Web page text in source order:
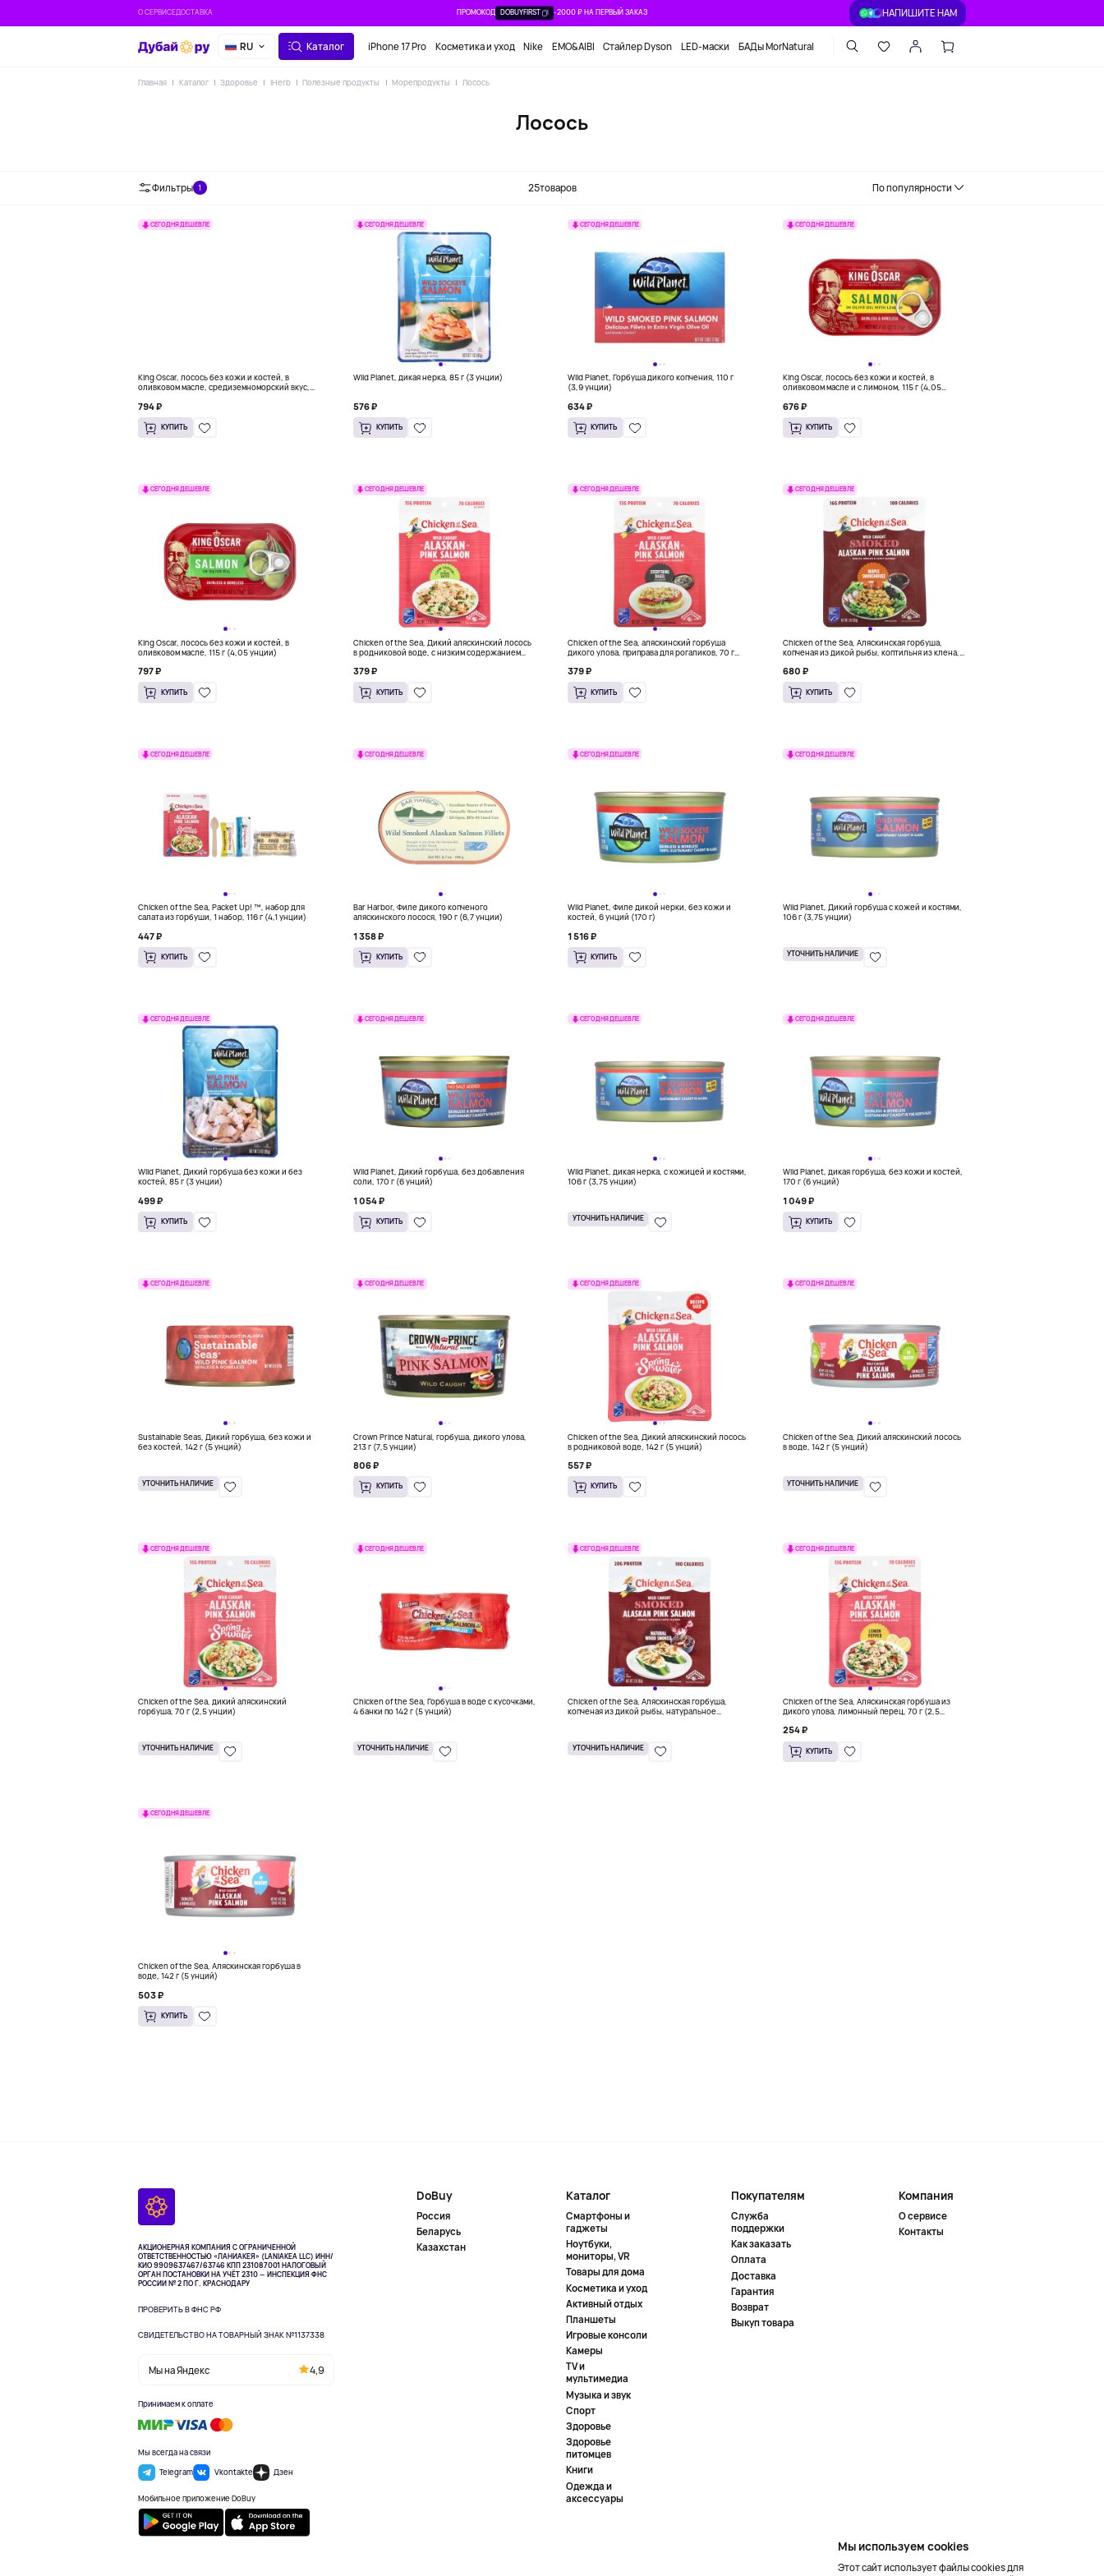
О СЕРВИСЕДОСТАВКА ПРОМОКОД DOBUYFIRST -2000 ₽ НА ПЕРВЫЙ ЗАКАЗ НАПИШИТЕ НАМ
RU Каталог iPhone 17 Pro Косметика и уход Nike EMO&AIBI Стайлер Dyson LED-маски БАДы MorNatural
Главная Каталог Здоровье IHerb Полезные продукты Морепродукты Лосось
Лосось
Фильтры 1 25товаров По популярности
СЕГОДНЯ ДЕШЕВЛЕ
King Oscar, лосось без кожи и костей, в
оливковом масле, средиземноморский вкус,
794 ₽
КУПИТЬ
СЕГОДНЯ ДЕШЕВЛЕ
Wild Planet, дикая нерка, 85 г (3 унции)
576 ₽
КУПИТЬ
СЕГОДНЯ ДЕШЕВЛЕ
Wild Planet, Горбуша дикого копчения, 110 г
(3,9 унции)
634 ₽
КУПИТЬ
СЕГОДНЯ ДЕШЕВЛЕ
King Oscar, лосось без кожи и костей, в
оливковом масле и с лимоном, 115 г (4,05
676 ₽
КУПИТЬ
СЕГОДНЯ ДЕШЕВЛЕ
King Oscar, лосось без кожи и костей, в
оливковом масле, 115 г (4,05 унции)
797 ₽
КУПИТЬ
СЕГОДНЯ ДЕШЕВЛЕ
Chicken of the Sea, Дикий аляскинский лосось
в родниковой воде, с низким содержанием
379 ₽
КУПИТЬ
СЕГОДНЯ ДЕШЕВЛЕ
Chicken of the Sea, аляскинский горбуша
дикого улова, приправа для рогаликов, 70 г
379 ₽
КУПИТЬ
СЕГОДНЯ ДЕШЕВЛЕ
Chicken of the Sea, Аляскинская горбуша,
копченая из дикой рыбы, коптильня из клена,
680 ₽
КУПИТЬ
СЕГОДНЯ ДЕШЕВЛЕ
Chicken of the Sea, Packet Up! ™, набор для
салата из горбуши, 1 набор, 116 г (4,1 унции)
447 ₽
КУПИТЬ
СЕГОДНЯ ДЕШЕВЛЕ
Bar Harbor, Филе дикого копченого
аляскинского лосося, 190 г (6,7 унции)
1 358 ₽
КУПИТЬ
СЕГОДНЯ ДЕШЕВЛЕ
Wild Planet, Филе дикой нерки, без кожи и
костей, 6 унций (170 г)
1 516 ₽
КУПИТЬ
СЕГОДНЯ ДЕШЕВЛЕ
Wild Planet, Дикий горбуша с кожей и костями,
106 г (3,75 унции)
УТОЧНИТЬ НАЛИЧИЕ
СЕГОДНЯ ДЕШЕВЛЕ
Wild Planet, Дикий горбуша без кожи и без
костей, 85 г (3 унции)
499 ₽
КУПИТЬ
СЕГОДНЯ ДЕШЕВЛЕ
Wild Planet, Дикий горбуша, без добавления
соли, 170 г (6 унций)
1 054 ₽
КУПИТЬ
СЕГОДНЯ ДЕШЕВЛЕ
Wild Planet, дикая нерка, с кожицей и костями,
106 г (3,75 унции)
УТОЧНИТЬ НАЛИЧИЕ
СЕГОДНЯ ДЕШЕВЛЕ
Wild Planet, дикая горбуша, без кожи и костей,
170 г (6 унций)
1 049 ₽
КУПИТЬ
СЕГОДНЯ ДЕШЕВЛЕ
Sustainable Seas, Дикий горбуша, без кожи и
без костей, 142 г (5 унций)
УТОЧНИТЬ НАЛИЧИЕ
СЕГОДНЯ ДЕШЕВЛЕ
Crown Prince Natural, горбуша, дикого улова,
213 г (7,5 унции)
806 ₽
КУПИТЬ
СЕГОДНЯ ДЕШЕВЛЕ
Chicken of the Sea, Дикий аляскинский лосось
в родниковой воде, 142 г (5 унций)
557 ₽
КУПИТЬ
СЕГОДНЯ ДЕШЕВЛЕ
Chicken of the Sea, Дикий аляскинский лосось
в воде, 142 г (5 унций)
УТОЧНИТЬ НАЛИЧИЕ
СЕГОДНЯ ДЕШЕВЛЕ
Chicken of the Sea, дикий аляскинский
горбуша, 70 г (2,5 унции)
УТОЧНИТЬ НАЛИЧИЕ
СЕГОДНЯ ДЕШЕВЛЕ
Chicken of the Sea, Горбуша в воде с кусочками,
4 банки по 142 г (5 унций)
УТОЧНИТЬ НАЛИЧИЕ
СЕГОДНЯ ДЕШЕВЛЕ
Chicken of the Sea, Аляскинская горбуша,
копченая из дикой рыбы, натуральное
УТОЧНИТЬ НАЛИЧИЕ
СЕГОДНЯ ДЕШЕВЛЕ
Chicken of the Sea, Аляскинская горбуша из
дикого улова, лимонный перец, 70 г (2,5
254 ₽
КУПИТЬ
СЕГОДНЯ ДЕШЕВЛЕ
Chicken of the Sea, Аляскинская горбуша в
воде, 142 г (5 унций)
503 ₽
КУПИТЬ
АКЦИОНЕРНАЯ КОМПАНИЯ С ОГРАНИЧЕННОЙ
ОТВЕТСТВЕННОСТЬЮ «ЛАНИАКЕЯ» (LANIAKEA LLC) ИНН/
КИО 9909637467/63746 КПП 231087001НАЛОГОВЫЙ
ОРГАН ПОСТАНОВКИ НА УЧЁТ 2310 — ИНСПЕКЦИЯ ФНС
РОССИИ № 2 ПО Г. КРАСНОДАРУ
ПРОВЕРИТЬ В ФНС РФ
СВИДЕТЕЛЬСТВО НА ТОВАРНЫЙ ЗНАК №1137338
Мы на Яндекс 4,9
Принимаем к оплате
Мы всегда на связи
Telegram
Vkontakte Дзен
Мобильное приложение DoBuy
DoBuy
Россия
Беларусь
Казахстан
Каталог
Смартфоны и
гаджеты
Ноутбуки,
мониторы, VR
Товары для дома
Косметика и уход
Активный отдых
Планшеты
Игровые консоли
Камеры
TV и
мультимедиа
Музыка и звук
Спорт
Здоровье
Здоровье
питомцев
Книги
Одежда и
аксессуары
Покупателям
Служба
поддержки
Как заказать
Оплата
Доставка
Гарантия
Возврат
Выкуп товара
Компания
О сервисе
Контакты
Мы используем cookies
Этот сайт использует файлы cookies для